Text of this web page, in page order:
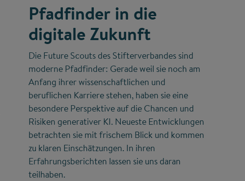
Pfadfinder in die
digitale Zukunft
Die Future Scouts des Stifterverbandes sind
moderne Pfadfinder: Gerade weil sie noch am
Anfang ihrer wissenschaftlichen und
beruflichen Karriere stehen, haben sie eine
besondere Perspektive auf die Chancen und
Risiken generativer KI. Neueste Entwicklungen
betrachten sie mit frischem Blick und kommen
zu klaren Einschätzungen. In ihren
Erfahrungsberichten lassen sie uns daran
teilhaben.